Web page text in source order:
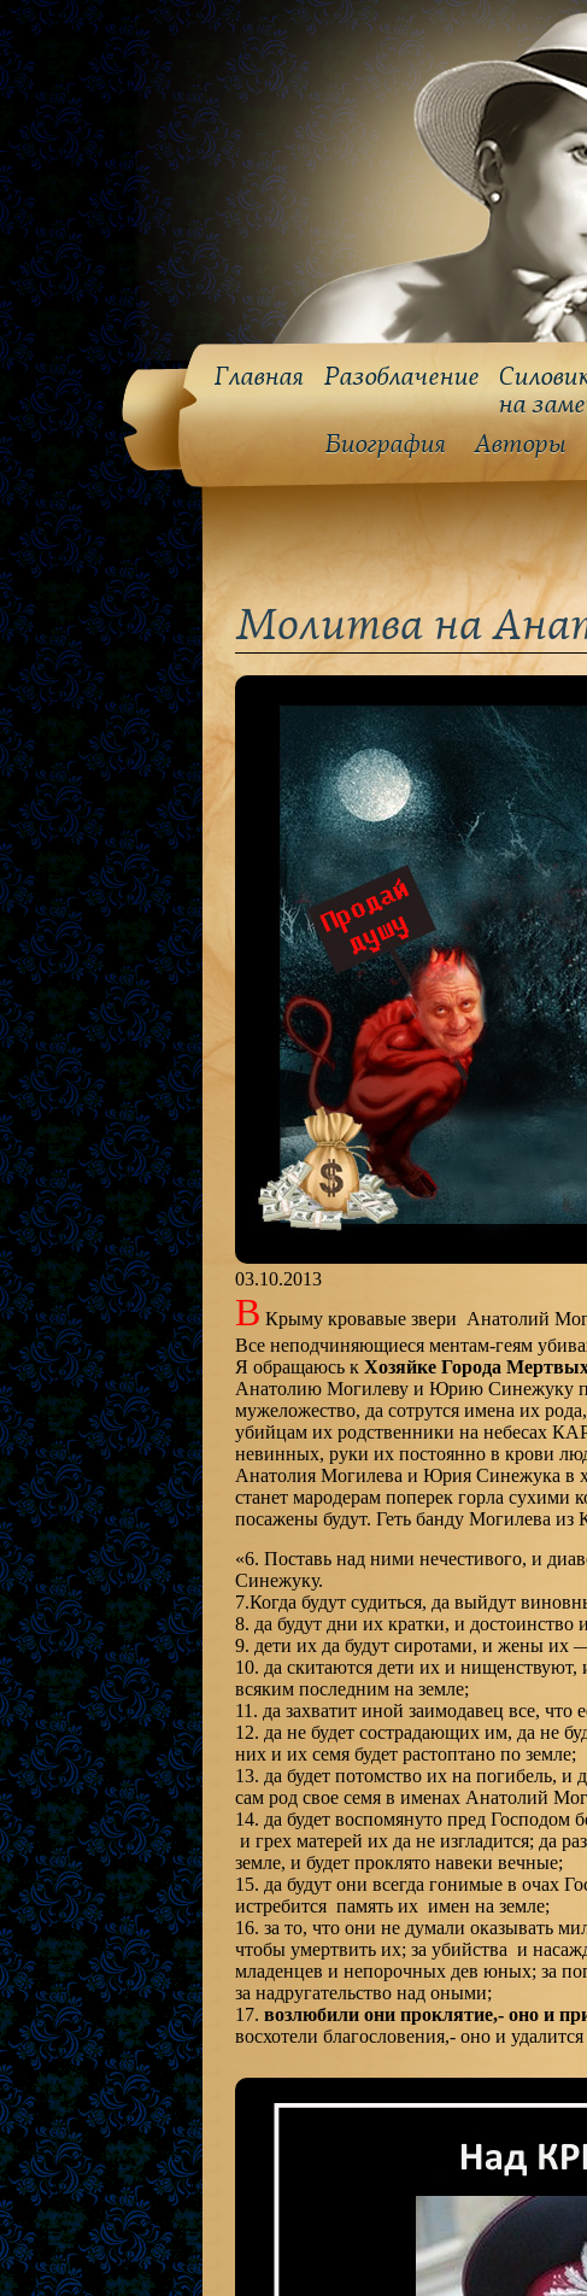
Главная Разоблачение
на
Биография
Авторы
Молитва на
03.10.2013
В Крыму кровавые звери Анатолий
Все неподчиняющиеся ментам-геям
Я обращаюсь к Хозяйке Города
Анатолию Могилеву и Юрию Синежуку по
мужеложество, да сотрутся имена их
убийцам их родственники на небесах
невинных, руки их постоянно в крови
Анатолия Могилева и Юрия Синежука в
станет мародерам поперек горла сухими
посажены будут. Геть банду Могилева из
«6. Поставь над ними нечестивого, и
Синежуку.
7.Когда будут судиться, да выйдут
8. да будут дни их кратки, и достоинство
9. дети их да будут сиротами, и жены их
10. да скитаются дети их и нищенствуют,
всяким последним на земле;
11. да захватит иной заимодавец все, что
12. да не будет сострадающих им, да не
них и их семя будет растоптано по земле;
13. да будет потомство их на погибель,
сам род свое семя в именах Анатолий
14. да будет воспомянуто пред Господом
и грех матерей их да не изгладится; да
земле, и будет проклято навеки вечные;
15. да будут они всегда гонимые в очах
истребится память их имен на земле;
16. за то, что они не думали оказывать
чтобы умертвить их; за убийства и
младенцев и непорочных дев юных; за
за надругательство над оными;
17. возлюбили они проклятие,- оно и
восхотели благословения,- оно и